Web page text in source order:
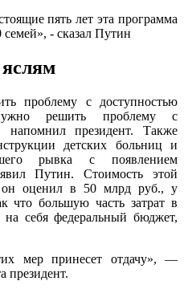
пять лет эта программа
- сказал Путин
проблему с доступностью
решить проблему с
напомнил президент. Также
детских больниц и
рывка с появлением
Путин. Стоимость этой
он оценил в 50 млрд руб., у
что большую часть затрат в
себя федеральный бюджет,
мер принесет отдачу», —
президент.